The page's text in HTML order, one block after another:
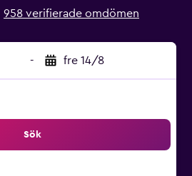
958 verifierade omdömen
- fre 14/8
Sök